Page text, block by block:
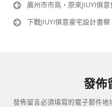
文
導
廣州市市鳥，原來JIUYI俱意
下戰JIUYI俱意豪宅設計書
發佈
發佈留言必須填寫的電子郵件地